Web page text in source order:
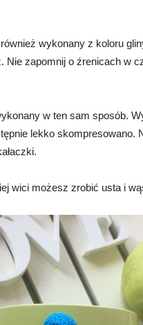
wykonany z koloru
Nie zapomnij o źrenicach w
w ten sam sposób.
lekko skompresowano.
wici możesz zrobić usta i